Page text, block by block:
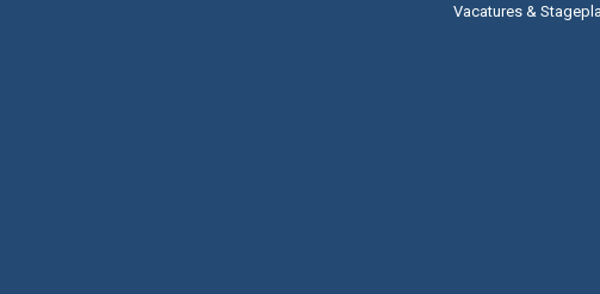
Vacatures &